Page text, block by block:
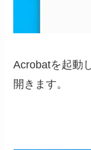
Acrobatを起動
開きます。